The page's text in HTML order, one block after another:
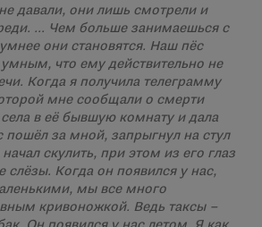
давали, они лишь смотрели и
… Чем больше занимаешься с
они становятся. Наш пёс
что ему действительно не
Когда я получила телеграмму
мне сообщали о смерти
в её бывшую комнату и дала
пошёл за мной, запрыгнул на стул
скулить, при этом из его глаз
слёзы. Когда он появился у нас,
мы все много
кривоножкой. Ведь таксы –